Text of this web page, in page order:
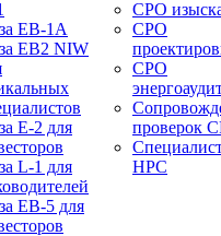
EB-1A
EB2 NIW
E-2 для
L-1 для
EB-5 для
СРО
СРО
СРО
проверок
НРС